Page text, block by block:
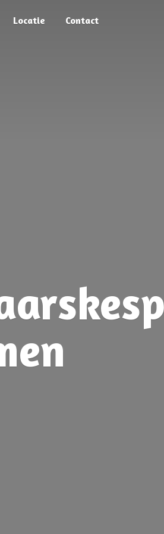
Locatie Contact